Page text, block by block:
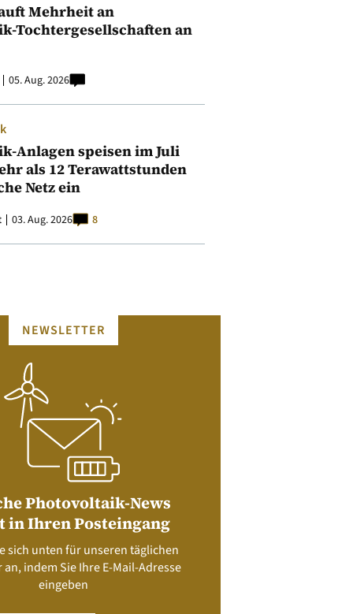
Mehrheit an
Tochtergesellschaften an
05. Aug. 2026
Anlagen speisen im Juli
als 12 Terawattstunden
Netz ein
03. Aug. 2026 8
NEWSLETTER
Photovoltaik-News
in Ihren Posteingang
sich unten für unseren täglichen
indem Sie Ihre E-Mail-Adresse
eingeben